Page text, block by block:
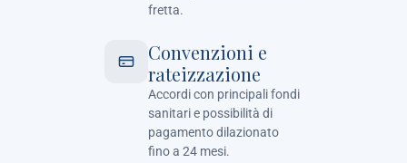
fretta.
Convenzioni e
rateizzazione
Accordi con principali fondi
sanitari e possibilità di
pagamento dilazionato
fino a 24 mesi.